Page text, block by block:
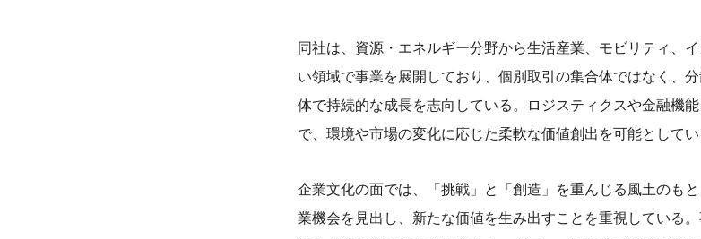
同社は、資源・エネルギー分野から生活産業、モビリティ、
い領域で事業を展開しており、個別取引の集合体ではなく、
体で持続的な成長を志向している。ロジスティクスや金融機
で、環境や市場の変化に応じた柔軟な価値創出を可能としてい
企業文化の面では、「挑戦」と「創造」を重んじる風土のも
業機会を見出し、新たな価値を生み出すことを重視している